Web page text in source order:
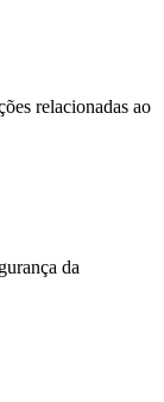
relacionadas ao
da